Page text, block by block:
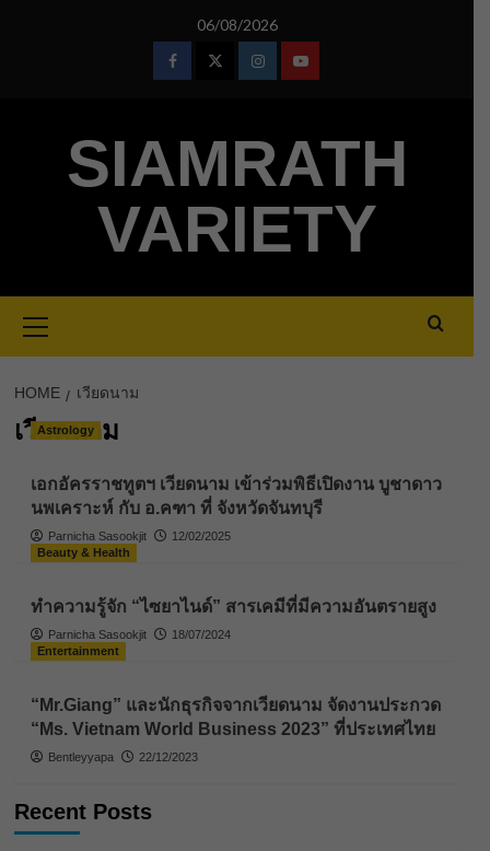
06/08/2026
FacebookTwitterInstagramYoutube
SIAMRATH
VARIETY
Menu
HOME เวียดนาม
เวียดนาม
Astrology
เอกอัครราชทูตฯ เวียดนาม เข้าร่วมพิธีเปิดงาน บูชาดาว
นพเคราะห์ กับ อ.คฑา ที่ จังหวัดจันทบุรี
Parnicha Sasookjit
12/02/2025
Beauty & Health
ทำความรู้จัก “ไซยาไนด์” สารเคมีที่มีความอันตรายสูง
Parnicha Sasookjit
18/07/2024
Entertainment
“Mr.Giang” และนักธุรกิจจากเวียดนาม จัดงานประกวด
“Ms. Vietnam World Business 2023” ที่ประเทศไทย
Bentleyyapa 22/12/2023
Recent Posts